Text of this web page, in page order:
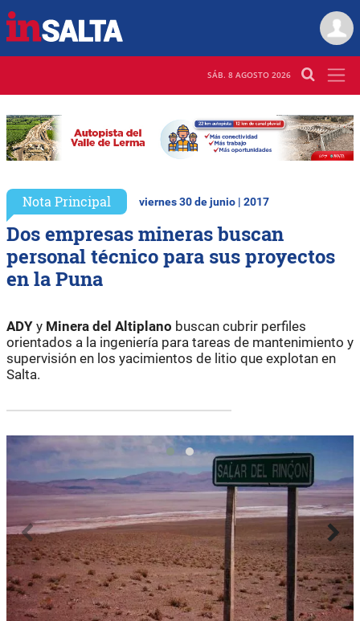
SÁB. 8 AGOSTO 2026
Nota Principal viernes 30 de junio | 2017
Dos empresas mineras buscan
personal técnico para sus proyectos
en la Puna
ADY y Minera del Altiplano buscan cubrir perfiles
orientados a la ingeniería para tareas de mantenimiento y
supervisión en los yacimientos de litio que explotan en
Salta.